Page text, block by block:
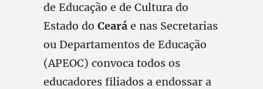
de Educação e de Cultura do
Estado do Ceará e nas Secretarias
ou Departamentos de Educação
(APEOC) convoca todos os
educadores filiados a endossar a